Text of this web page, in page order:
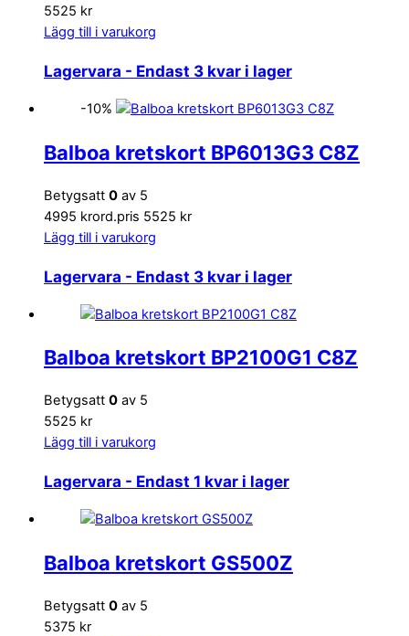
5525 kr
Lägg till i varukorg
Lagervara - Endast 3 kvar i lager
-10%
Balboa kretskort BP6013G3 C8Z
Betygsatt 0 av 5
4995 krord.pris 5525 kr
Lägg till i varukorg
Lagervara - Endast 3 kvar i lager
Balboa kretskort BP2100G1 C8Z
Betygsatt 0 av 5
5525 kr
Lägg till i varukorg
Lagervara - Endast 1 kvar i lager
Balboa kretskort GS500Z
Betygsatt 0 av 5
5375 kr